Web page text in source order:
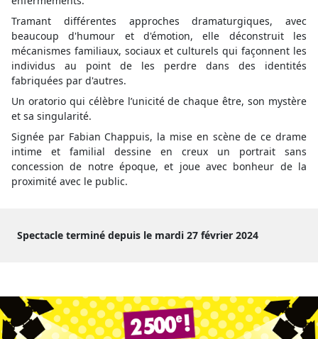
Tramant différentes approches dramaturgiques, avec
beaucoup d'humour et d'émotion, elle déconstruit les
mécanismes familiaux, sociaux et culturels qui façonnent les
individus au point de les perdre dans des identités
fabriquées par d'autres.
Un oratorio qui célèbre l’unicité de chaque être, son mystère
et sa singularité.
Signée par Fabian Chappuis, la mise en scène de ce drame
intime et familial dessine en creux un portrait sans
concession de notre époque, et joue avec bonheur de la
proximité avec le public.
Spectacle terminé depuis le mardi 27 février 2024